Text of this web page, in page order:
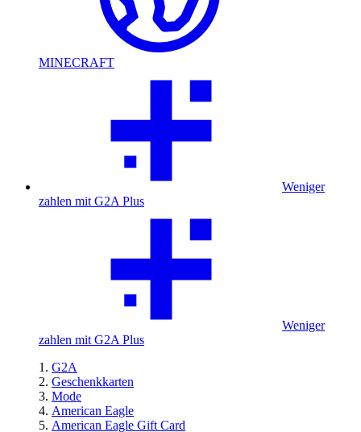
MINECRAFT
Weniger
zahlen mit G2A Plus
Weniger
zahlen mit G2A Plus
G2A
Geschenkkarten
Mode
American Eagle
American Eagle Gift Card